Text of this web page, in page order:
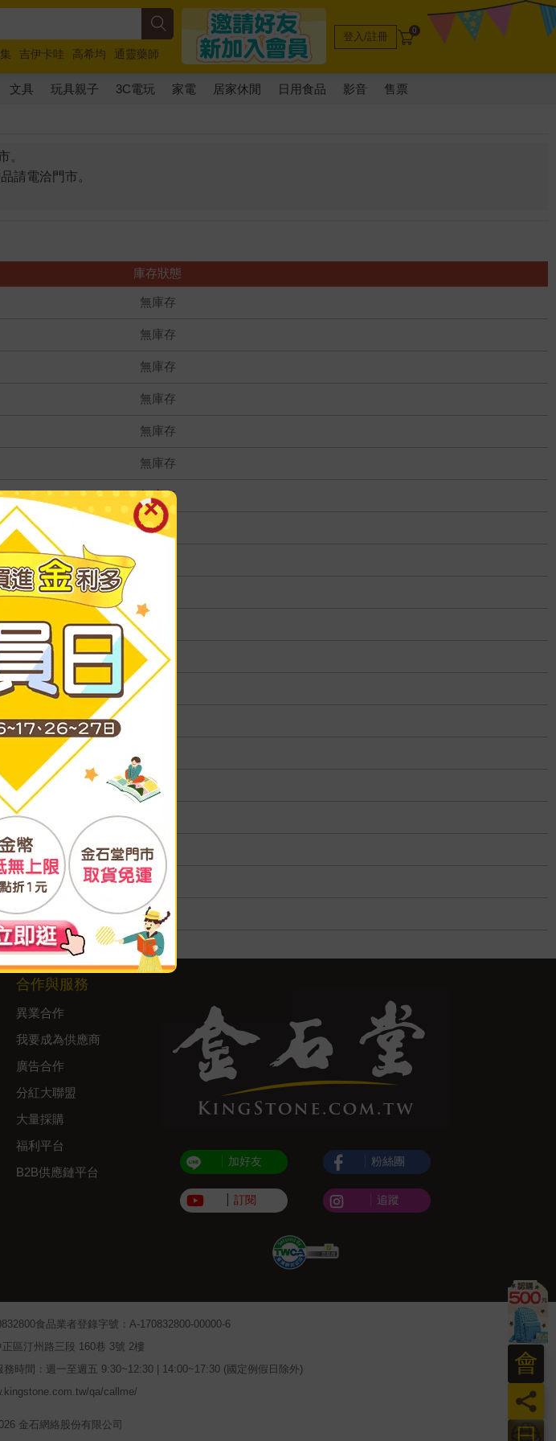
吉伊卡哇 高希均
通靈藥師
超慢跑
登入/註冊 0
文具 玩具親子 3C電玩 家電 居家休閒 日用食品 影音 售票
。
請電洽門市。
庫存狀態
無庫存
無庫存
無庫存
無庫存
無庫存
無庫存
無庫存
無庫存
無庫存
無庫存
無庫存
無庫存
無庫存
無庫存
員
會
合作與服務
異業合作
我要成為供應商
廣告合作
分紅大聯盟
大量採購
福利平台
B2B供應鏈平台
加好友
訂閱
粉絲團
追蹤
食品業者登錄字號：A-170832800-00000-6
區汀州路三段 160巷 3號 2樓
務時間：週一至週五 9:30~12:30 | 14:00~17:30 (國定例假日除外)
qa/callme/
金石網絡股份有限公司